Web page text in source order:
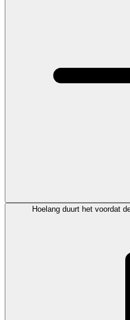
Hoelang duurt het voordat